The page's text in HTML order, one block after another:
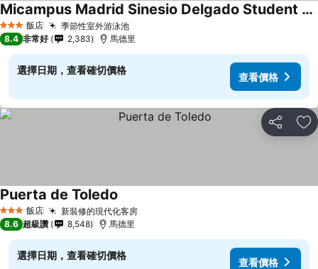
3 星級 飯店 季節性室外游泳池
Micampus Madrid Sinesio Delgado Student Residence
8.4 非常好 2,383 馬德里
選擇日期，查看確切價格
查看價格
分享 加
3 星級 飯店 新裝修的現代化客房
Puerta de Toledo
8.6 超級讚 8,548 馬德里
選擇日期，查看確切價格
查看價格